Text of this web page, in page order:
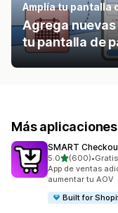
Amplía tu pantalla
Agrega
tu pantalla de
Más
SMART
5.0de 5 estrellas
(600)
600 reseñas en
•Gratis
App de ventas
aumentar tu AOV
Built for